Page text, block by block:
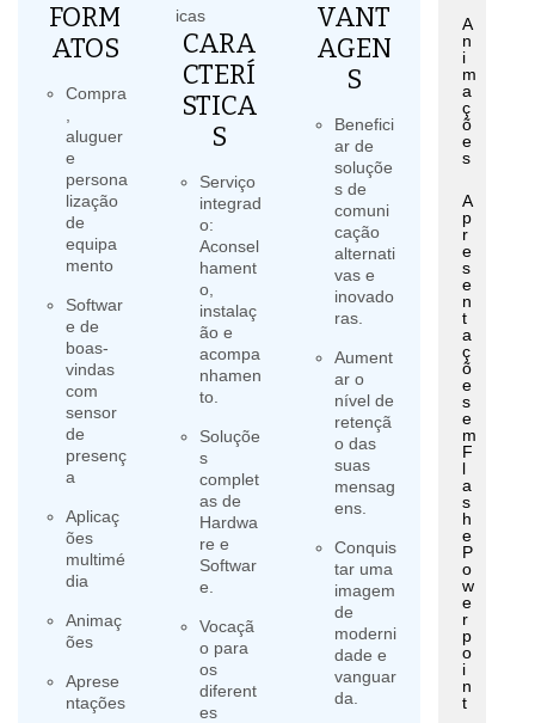
FORM
ATOS
Compra
aluguer
e
persona
lização
de
equipa
mento
Softwar
e de
boas-
vindas
com
sensor
de
presenç
a
Aplicaç
ões
multimé
dia
Animaç
ões
Aprese
ntações
CARA
CTERÍ
STICA
S
Serviço
integrad
o:
Aconsel
hament
o,
instalaç
ão e
acompa
nhamen
to.
Soluçõe
s
complet
as de
Hardwa
re e
Softwar
e.
Vocaçã
o para
os
diferent
es
VANT
AGEN
S
Benefici
ar de
soluçõe
s de
comuni
cação
alternati
vas e
inovado
ras.
Aument
ar o
nível de
retençã
o das
suas
mensag
ens.
Conquis
tar uma
imagem
de
moderni
dade e
vanguar
da.
A
n
i
m
a
ç
õ
e
s
A
p
r
e
s
e
n
t
a
ç
õ
e
s
e
m
F
l
a
s
h
e
P
o
w
e
r
p
o
i
n
t